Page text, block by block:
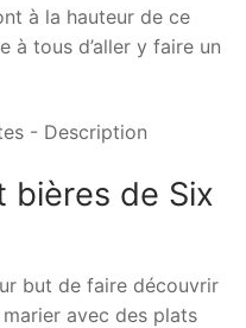
à la hauteur de ce
à tous d’aller y faire un
bières de Six
but de faire découvrir
avec des plats